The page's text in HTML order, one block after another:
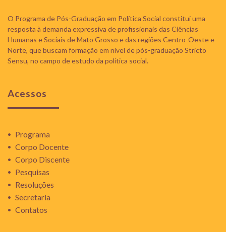
O Programa de Pós-Graduação em Política Social constitui uma
resposta à demanda expressiva de profissionais das Ciências
Humanas e Sociais de Mato Grosso e das regiões Centro-Oeste e
Norte, que buscam formação em nível de pós-graduação Stricto
Sensu, no campo de estudo da política social.
Acessos
Programa
Corpo Docente
Corpo Discente
Pesquisas
Resoluções
Secretaria
Contatos